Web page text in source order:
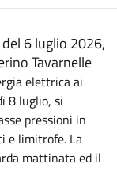
6 luglio 2026,
Tavarnelle
elettrica ai
8 luglio, si
pressioni in
e limitrofe. La
mattinata ed il